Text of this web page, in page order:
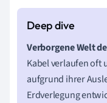
Verborgene Welt
Kabel verlaufen oft
aufgrund ihrer
Erdverlegung